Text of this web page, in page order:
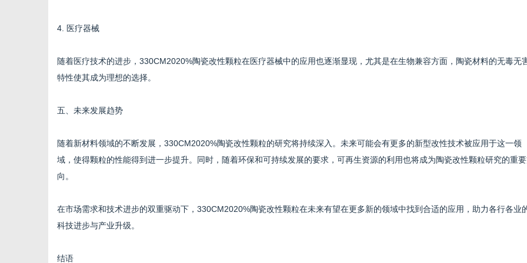
4. 医疗器械
随着医疗技术的进步，330CM2020%陶瓷改性颗粒在医疗器械中的应用也逐渐显现，尤其是在生物兼容方面，陶瓷材料的无毒无
特性使其成为理想的选择。
五、未来发展趋势
随着新材料领域的不断发展，330CM2020%陶瓷改性颗粒的研究将持续深入。未来可能会有更多的新型改性技术被应用于这一领
域，使得颗粒的性能得到进一步提升。同时，随着环保和可持续发展的要求，可再生资源的利用也将成为陶瓷改性颗粒研究的重
向。
在市场需求和技术进步的双重驱动下，330CM2020%陶瓷改性颗粒在未来有望在更多新的领域中找到合适的应用，助力各行各业
科技进步与产业升级。
结语